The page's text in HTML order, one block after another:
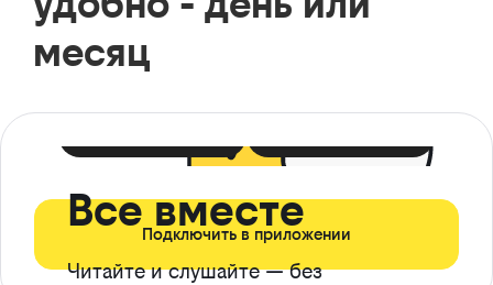
месяц
Все вместе
Читайте и слушайте — без
Подключить в приложении